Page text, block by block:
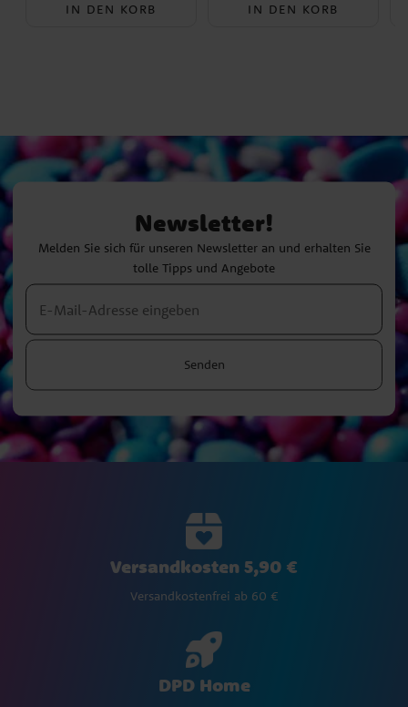
IN DEN KORB IN DEN KORB
Newsletter!
Melden Sie sich für unseren Newsletter an und erhalten Sie
tolle Tipps und Angebote
Senden
Versandkosten 5,90 €
Versandkostenfrei ab 60 €
DPD Home